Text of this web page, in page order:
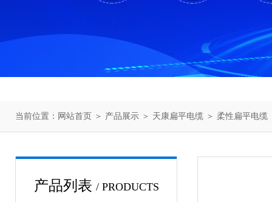
当前位置： 网站首页 ＞ 产品展示 ＞ 天康扁平电缆 ＞ 柔性扁平电缆
产品列表 / PRODUCTS